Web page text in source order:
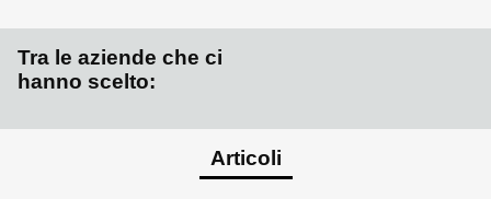
Tra le aziende che ci
hanno scelto:
Articoli